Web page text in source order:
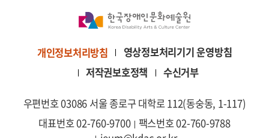
개인정보처리방침
영상정보처리기기 운영방침
저작권보호정책
수신거부
우편번호 03086 서울 종로구 대학로 112(동숭동, 1-117)
대표번호 02-760-9700 팩스번호 02-760-9788